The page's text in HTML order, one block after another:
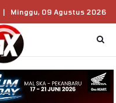
| Minggu, 09 Agustus 2026